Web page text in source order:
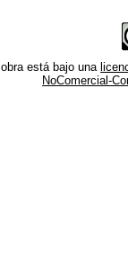
está bajo una
NoComercial-